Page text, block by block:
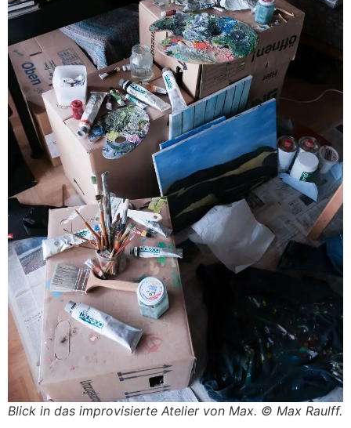
Blick in das improvisierte Atelier von Max. © Max Raulff.